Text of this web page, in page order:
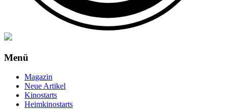
Menü
Magazin
Neue Artikel
Kinostarts
Heimkinostarts